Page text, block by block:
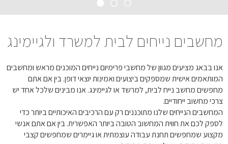
מחשבים נייחים לבית למשרד ולגיימינג
אנו בבאג מציעים מגוון של מחשבי פרימיום נייחים המוכנים מראש ומחשבים
המותאמים אישית שמספקים ביצועים ואמינות יוצאי דופן. בין אם אתם
מחפשים מחשב נייח לבית, למרשד או לגיימינג. אנו מבינים שלכל אחד יש
צרכי מחשוב ייחודיים.
המחשבים הנייחים שלנו מתוכננים רק עם הרכיבים האיכותיים ביותר כדי
לספק לכם את חווית המחשוב הטובה ביותר האפשרית. בין אם אתם אנשי
מקצוע שמחפשים תחנת עבודה עוצמתית או גיימרים שמחפשים קצבי